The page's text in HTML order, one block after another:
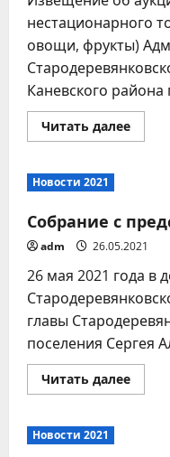
нестационарного
овощи, фрукты)
Каневского района
Читать далее
Новости 2021
Собрание с
adm 26.05.2021
26 мая 2021 года в
главы
поселения Сергея
Читать далее
Новости 2021